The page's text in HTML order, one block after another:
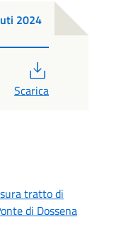
2024
Scarica
tratto di
di Dossena